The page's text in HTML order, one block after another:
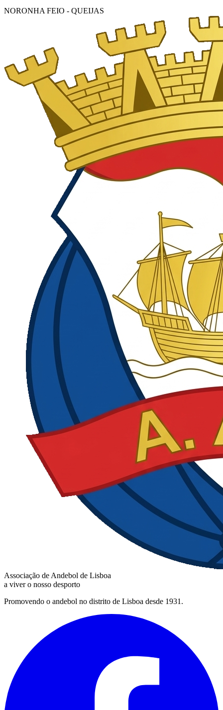
NORONHA FEIO - QUEIJAS
Associação de Andebol de Lisboa
a viver o nosso desporto
Promovendo o andebol no distrito de Lisboa desde 1931.